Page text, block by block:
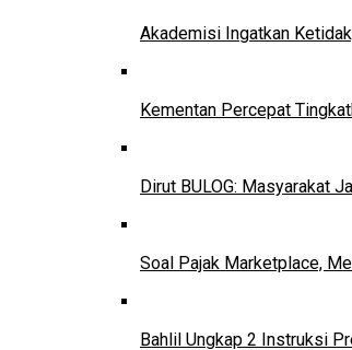
Akademisi Ingatkan
Kementan Percepat
Dirut BULOG: Masyarakat
Soal Pajak Marketplace,
Bahlil Ungkap 2 Instruksi